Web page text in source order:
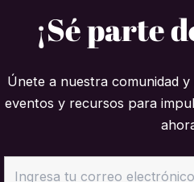
¡Sé parte
Únete a nuestra comunidad
eventos y recursos para